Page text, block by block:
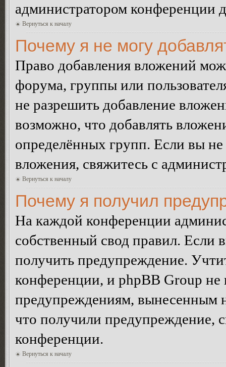
администратором конференции
Вернуться к началу
Почему я не могу
Право добавления вложений
форума, группы или
не разрешить добавление
возможно, что добавлять
определённых групп. Если вы не
вложения, свяжитесь с
Вернуться к началу
Почему я получил
На каждой конференции
собственный свод правил.
получить предупреждение.
конференции, и phpBB Group не
предупреждениям, вынесенным
что получили предупреждение,
конференции.
Вернуться к началу